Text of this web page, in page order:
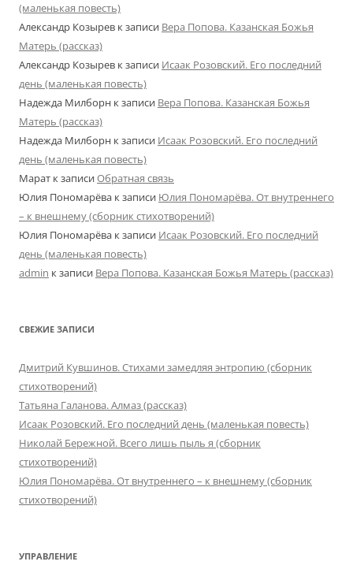
(маленькая повесть)
Александр Козырев к записи Вера Попова. Казанская Божья
Матерь (рассказ)
Александр Козырев к записи Исаак Розовский. Его последний
день (маленькая повесть)
Надежда Милборн к записи Вера Попова. Казанская Божья
Матерь (рассказ)
Надежда Милборн к записи Исаак Розовский. Его последний
день (маленькая повесть)
Марат к записиОбратная связь
Юлия Пономарёва к записи Юлия Пономарёва. От внутреннего
– к внешнему (сборник стихотворений)
Юлия Пономарёва к записи Исаак Розовский. Его последний
день (маленькая повесть)
admin к записи Вера Попова. Казанская Божья Матерь (рассказ)
СВЕЖИЕ ЗАПИСИ
Дмитрий Кувшинов. Стихами замедляя энтропию (сборник
стихотворений)
Татьяна Галанова. Алмаз (рассказ)
Исаак Розовский. Его последний день (маленькая повесть)
Николай Бережной. Всего лишь пыль я (сборник
стихотворений)
Юлия Пономарёва. От внутреннего – к внешнему (сборник
стихотворений)
УПРАВЛЕНИЕ